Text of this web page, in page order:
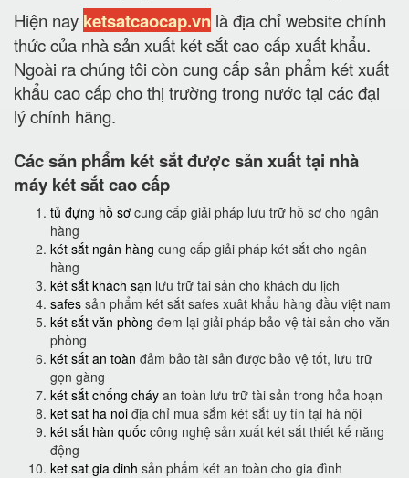
Hiện nay ketsatcaocap.vn là địa chỉ website chính
thức của nhà sản xuất két sắt cao cấp xuất khẩu.
Ngoài ra chúng tôi còn cung cấp sản phẩm két xuất
khẩu cao cấp cho thị trường trong nước tại các đại
lý chính hãng.
Các sản phẩm két sắt được sản xuất tại nhà
máy két sắt cao cấp
tủ đựng hồ sơ cung cấp giải pháp lưu trữ hồ sơ cho ngân
hàng
két sắt ngân hàng cung cấp giải pháp két sắt cho ngân
hàng
két sắt khách sạn lưu trữ tài sản cho khách du lịch
safes sản phẩm két sắt safes xuât khẩu hàng đầu việt nam
két sắt văn phòng đem lại giải pháp bảo vệ tài sản cho văn
phòng
két sắt an toàn đảm bảo tài sản được bảo vệ tốt, lưu trữ
gọn gàng
két sắt chống cháy an toàn lưu trữ tài sản trong hỏa hoạn
ket sat ha noi địa chỉ mua sắm két sắt uy tín tại hà nội
két sắt hàn quốc công nghệ sản xuất két sắt thiết kế năng
động
ket sat gia dinh sản phẩm két an toàn cho gia đình